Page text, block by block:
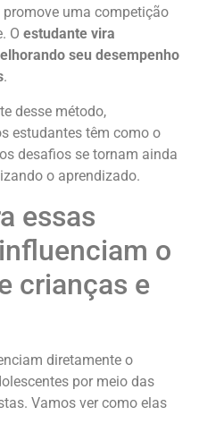
promove uma competição
O estudante vira
seu desempenho
.
desse método,
estudantes têm como o
desafios se tornam ainda
o aprendizado.
essas
o
crianças e
diretamente o
por meio das
Vamos ver como elas